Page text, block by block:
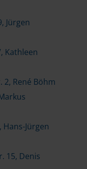
Jürgen
Kathleen
2, René Böhm
Jürgen
15, Denis